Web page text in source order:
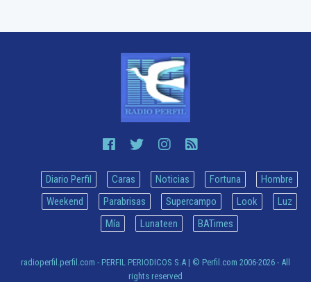
Diario Perfil Caras Noticias Fortuna
Hombre
Weekend
Parabrisas Supercampo Look
Luz
Mía
Lunateen BATimes
radioperfil.perfil.com - PERFIL PERIODICOS S.A | © Perfil.com 2006-2026 - All
rights reserved